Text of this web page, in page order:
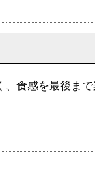
食感を最後ま